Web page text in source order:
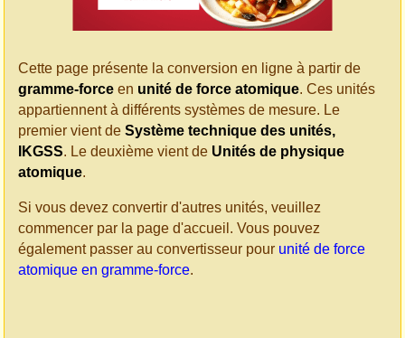
Cette page présente la conversion en ligne à partir de
gramme-force en unité de force atomique. Ces unités
appartiennent à différents systèmes de mesure. Le
premier vient de Système technique des unités,
IKGSS. Le deuxième vient de Unités de physique
atomique.
Si vous devez convertir d'autres unités, veuillez
commencer par la page d'accueil. Vous pouvez
également passer au convertisseur pour unité de force
atomique en gramme-force.